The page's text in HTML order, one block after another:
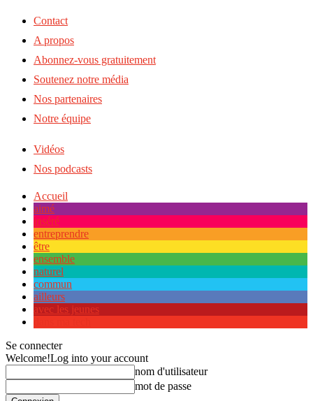
Contact
A propos
Abonnez-vous gratuitement
Soutenez notre média
Nos partenaires
Notre équipe
Vidéos
Nos podcasts
Accueil
aimé
inséré
entreprendre
être
ensemble
naturel
commun
ailleurs
avec les jeunes
Se connecter
Welcome!Log into your account
nom d'utilisateur
mot de passe